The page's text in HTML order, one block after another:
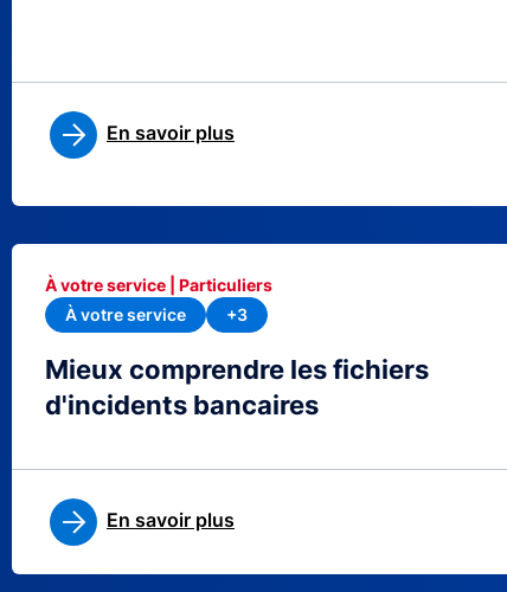
En savoir plus
Mieux comprendre les fichiers
d'incidents bancaires
À votre service | Particuliers
À votre service
+3
En savoir plus